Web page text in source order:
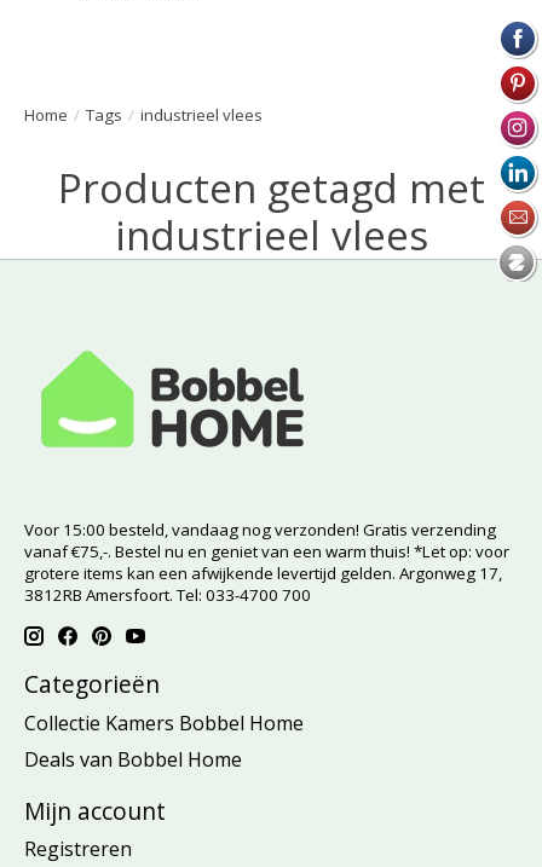
Home / Tags / industrieel vlees
Producten getagd met
industrieel vlees
Voor 15:00 besteld, vandaag nog verzonden! Gratis verzending
vanaf €75,-. Bestel nu en geniet van een warm thuis! *Let op: voor
grotere items kan een afwijkende levertijd gelden. Argonweg 17,
3812RB Amersfoort. Tel: 033-4700 700
Categorieën
Collectie Kamers Bobbel Home
Deals van Bobbel Home
Mijn account
Registreren